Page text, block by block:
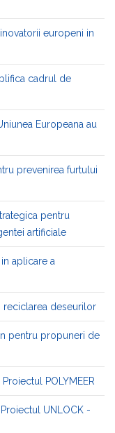
europeni in
cadrul de
Europeana au
prevenirea furtului
pentru
artificiale
aplicare a
reciclarea deseurilor
pentru propuneri de
POLYMEER
UNLOCK -